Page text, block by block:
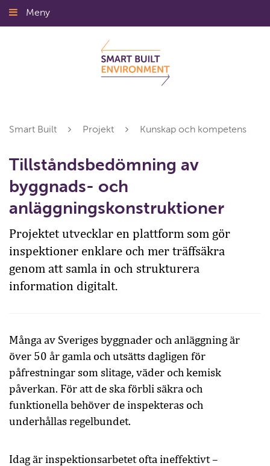
Gå
till
Meny
Smart Built Projekt Kunskap och kompetens
Tillståndsbedömning av
byggnads- och
anläggningskonstruktioner
Projektet utvecklar en plattform som gör
inspektioner enklare och mer träffsäkra
genom att samla in och strukturera
information digitalt.
Många av Sveriges byggnader och anläggning är
över 50 år gamla och utsätts dagligen för
påfrestningar som slitage, väder och kemisk
påverkan. För att de ska förbli säkra och
funktionella behöver de inspekteras och
underhållas regelbundet.
Idag är inspektionsarbetet ofta ineffektivt –